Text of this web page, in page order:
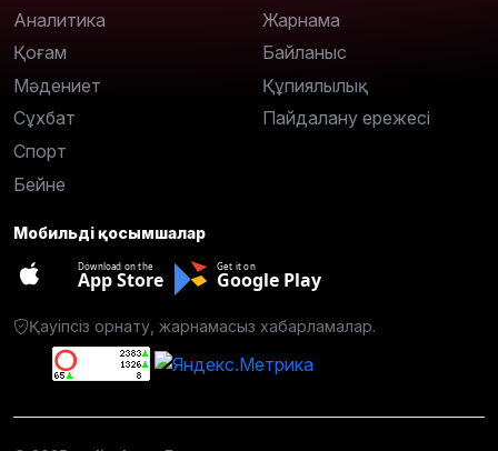
Аналитика
Қоғам
Мәдениет
Сұхбат
Спорт
Бейне
Жарнама
Байланыс
Құпиялылық
Пайдалану ережесі
Мобильді қосымшалар
Download on the
App Store
Get it on
Google Play
Қауіпсіз орнату, жарнамасыз хабарламалар.